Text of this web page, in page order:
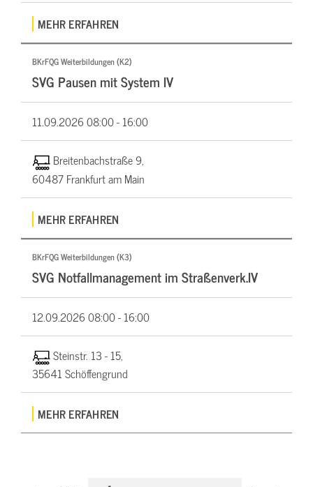
MEHR ERFAHREN
BKrFQG Weiterbildungen (K2)
SVG Pausen mit System IV
11.09.202608:00 - 16:00
Breitenbachstraße 9,
60487 Frankfurt am Main
MEHR ERFAHREN
BKrFQG Weiterbildungen (K3)
SVG Notfallmanagement im Straßenverk.IV
12.09.202608:00 - 16:00
Steinstr. 13 - 15,
35641 Schöffengrund
MEHR ERFAHREN